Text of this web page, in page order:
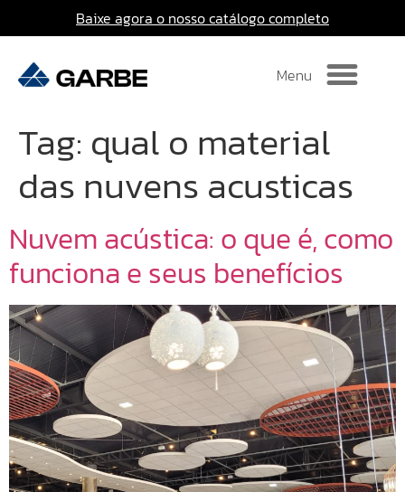
Baixe agora o nosso catálogo completo
Tag: qual o material
das nuvens acusticas
Nuvem acústica: o que é, como
funciona e seus benefícios